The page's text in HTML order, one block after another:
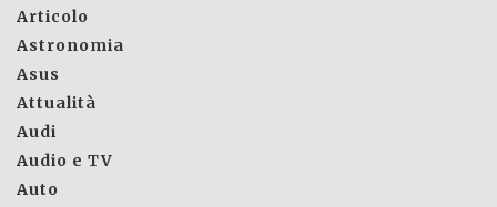
Articolo
Astronomia
Asus
Attualità
Audi
Audio e TV
Auto